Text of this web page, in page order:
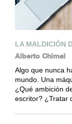
LA MALDICIÓN
Alberto Chimal
Algo que nunca
mundo. Una
¿Qué ambición
escritor? ¿Tratar